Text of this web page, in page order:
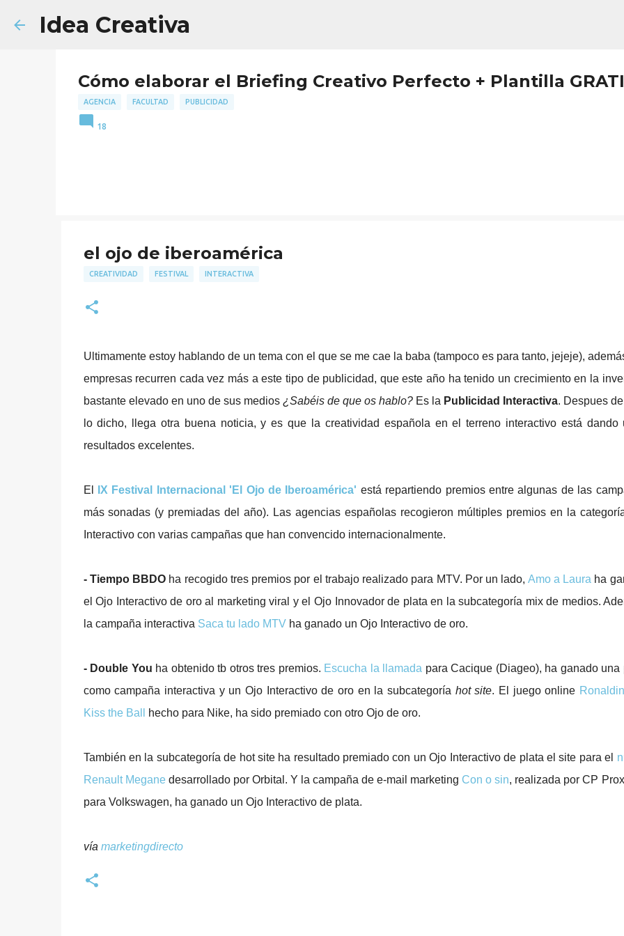
Idea Creativa
Cómo elaborar el Briefing Creativo Perfecto + Plantilla
AGENCIA FACULTAD PUBLICIDAD
18
el ojo de iberoamérica
CREATIVIDAD FESTIVAL INTERACTIVA
Ultimamente estoy hablando de un tema con el que se me cae la baba (tampoco es para tanto, jejeje),
empresas recurren cada vez más a este tipo de publicidad, que este año ha tenido un crecimiento en la
bastante elevado en uno de sus medios ¿Sabéis de que os hablo?Es la Publicidad Interactiva. Despues
lo dicho, llega otra buena noticia, y es que la creatividad española en el terreno interactivo está dando
resultados excelentes.
El IX Festival Internacional 'El Ojo de Iberoamérica' está repartiendo premios entre algunas de las
más sonadas (y premiadas del año). Las agencias españolas recogieron múltiples premios en la
Interactivo con varias campañas que han convencido internacionalmente.
- Tiempo BBDO ha recogido tres premios por el trabajo realizado para MTV. Por un lado, Amo a Laura ha
el Ojo Interactivo de oro al marketing viral y el Ojo Innovador de plata en la subcategoría mix de medios.
la campaña interactiva Saca tu lado MTVha ganado un Ojo Interactivo de oro.
- Double You ha obtenido tb otros tres premios. Escucha la llamada para Cacique (Diageo), ha ganado una
como campaña interactiva y un Ojo Interactivo de oro en la subcategoría hot site. El juego online
Kiss the Ball
hecho para Nike, ha sido premiado con otro Ojo de oro.
También en la subcategoría de hot site ha resultado premiado con un Ojo Interactivo de plata el site para el
Renault Meganedesarrollado por Orbital. Y la campaña de e-mail marketingCon o sin, realizada por CP
para Volkswagen, ha ganado un Ojo Interactivo de plata.
vía marketingdirecto